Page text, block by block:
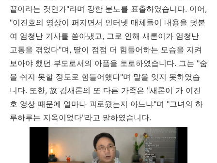
끝이라는 것인가"라며 강한 분노를 표출하였습니다. 이어,
"이진호의 영상이 퍼지면서 인터넷 매체들이 내용을 덧붙
여 엄청난 기사를 쏟아냈고, 그로 인해 새론이가 엄청난
고통을 겪었다"며, 딸이 점점 더 힘들어하는 모습을 지켜
보아야 했던 부모로서의 아픔을 토로하였습니다. 그는 "숨
을 쉬지 못할 정도로 힘들어했다"며 말을 잇지 못하였습
니다. 또한, 故 김새론의 또 다른 가족은 "새론이 가 이진
호 영상 때문에 얼마나 괴로웠는지 아느냐"며 "그녀의 하
루하루는 지옥이었다"라고 말하였습니다.